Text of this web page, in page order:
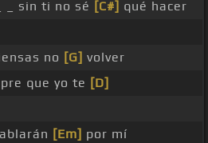
_ sin ti no sé [C#] qué hacer
no [G] volver
que yo te [D]
[Em] por mí